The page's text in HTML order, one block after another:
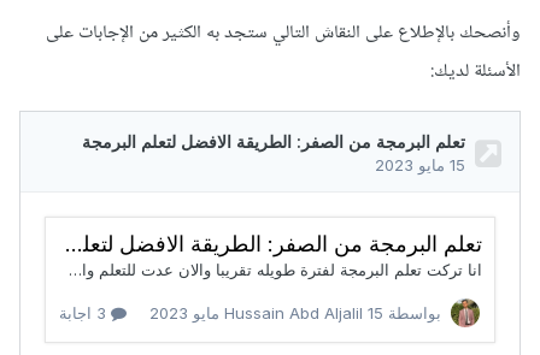
وأنصحك بالإطلاع على النقاش التالي ستجد به الكثير من الإجابات على
الأسئلة لديك: